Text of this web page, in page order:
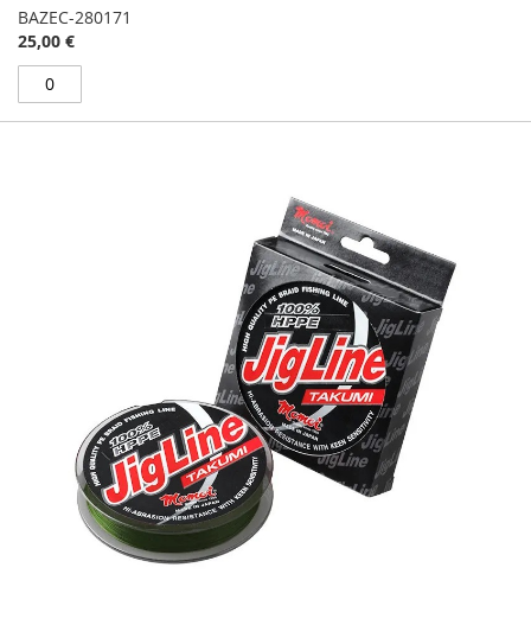
BAZEC-280171
25,00 €